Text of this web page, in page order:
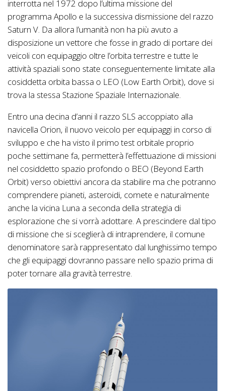
interrotta nel 1972 dopo l’ultima missione del
programma Apollo e la successiva dismissione del razzo
Saturn V. Da allora l’umanità non ha più avuto a
disposizione un vettore che fosse in grado di portare dei
veicoli con equipaggio oltre l’orbita terrestre e tutte le
attività spaziali sono state conseguentemente limitate alla
cosiddetta orbita bassa o LEO (Low Earth Orbit), dove si
trova la stessa Stazione Spaziale Internazionale.
Entro una decina d’anni il razzo SLS accoppiato alla
navicella Orion, il nuovo veicolo per equipaggi in corso di
sviluppo e che ha visto il primo test orbitale proprio
poche settimane fa, permetterà l’effettuazione di missioni
nel cosiddetto spazio profondo o BEO (Beyond Earth
Orbit) verso obiettivi ancora da stabilire ma che potranno
comprendere pianeti, asteroidi, comete e naturalmente
anche la vicina Luna a seconda della strategia di
esplorazione che si vorrà adottare. A prescindere dal tipo
di missione che si sceglierà di intraprendere, il comune
denominatore sarà rappresentato dal lunghissimo tempo
che gli equipaggi dovranno passare nello spazio prima di
poter tornare alla gravità terrestre.